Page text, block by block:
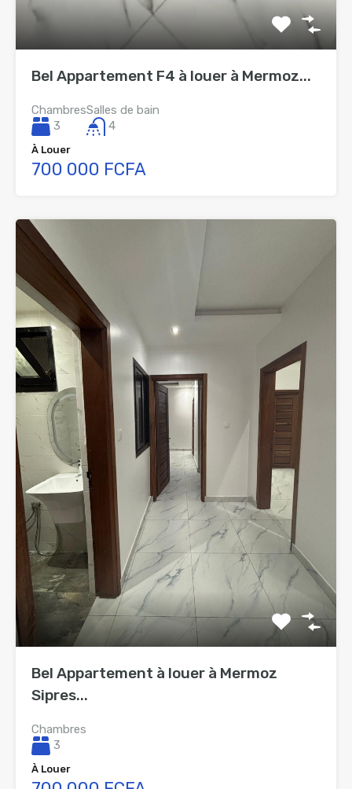
Bel Appartement F4 à louer à Mermoz...
Chambres
3
Salles de bain
4
À Louer
700 000 FCFA
Bel Appartement à louer à Mermoz
Sipres...
Chambres
3
À Louer